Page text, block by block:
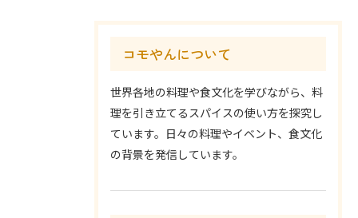
コモやんについて
世界各地の料理や食文化を学びながら、料
理を引き立てるスパイスの使い方を探究し
ています。日々の料理やイベント、食文化
の背景を発信しています。